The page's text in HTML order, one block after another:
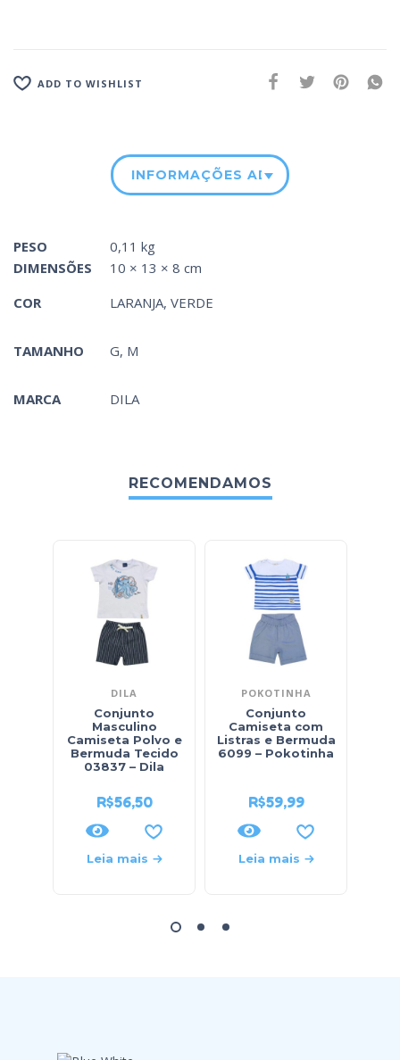
ADD TO WISHLIST
INFORMAÇÕES ADICIONAIS
PESO
0,11 kg
DIMENSÕES
10 × 13 × 8 cm
COR
LARANJA, VERDE
TAMANHO G, M
MARCA DILA
RECOMENDAMOS
DILA
Conjunto
Masculino
Camiseta Polvo e
Bermuda Tecido
03837 – Dila
R$56,50
Leia mais
POKOTINHA
Conjunto
Camiseta com
Listras e Bermuda
6099 – Pokotinha
R$59,99
Leia mais